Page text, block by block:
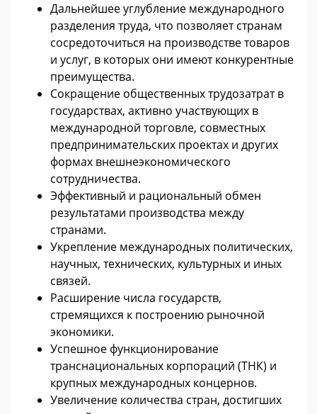
Дальнейшее углубление международного
разделения труда, что позволяет странам
сосредоточиться на производстве товаров
и услуг, в которых они имеют конкурентные
преимущества.
Сокращение общественных трудозатрат в
государствах, активно участвующих в
международной торговле, совместных
предпринимательских проектах и других
формах внешнеэкономического
сотрудничества.
Эффективный и рациональный обмен
результатами производства между
странами.
Укрепление международных политических,
научных, технических, культурных и иных
связей.
Расширение числа государств,
стремящихся к построению рыночной
экономики.
Успешное функционирование
транснациональных корпораций (ТНК) и
крупных международных концернов.
Увеличение количества стран, достигших